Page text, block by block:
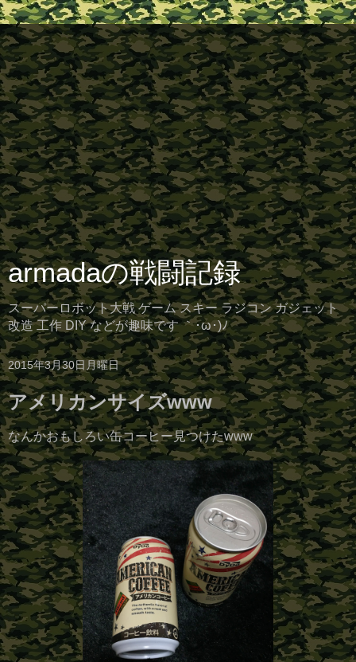
armadaの戦闘記録
スーパーロボット大戦 ゲーム スキー ラジコン ガジェット
改造 工作 DIY などが趣味です ｀･ω･)ﾉ
2015年3月30日月曜日
アメリカンサイズwww
なんかおもしろい缶コーヒー見つけたwww